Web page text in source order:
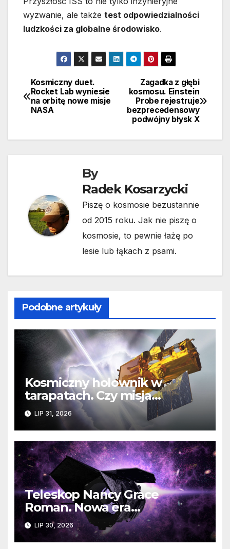
wyzwanie, ale także test odpowiedzialności
ludzkości za globalne środowisko.
Nawigacja
wpisu
Zagadka z głębi
kosmosu. Einstein
Probe rejestruje
bezprecedensowy
podwójny błysk X
Kosmiczny duet.
Rocket Lab wyniesie
na orbitę nowe misje
NASA
By
Radek Kosarzycki
Piszę o kosmosie bezustannie
od 2015 roku. Jak nie piszę o
kosmosie, to pewnie łażę po
lesie lub łąkach z psami.
Podobne artykuły
Kosmiczny holownik w
tarapatach. Czy misja
ratowania Teleskopu Swift
jest zagrożona?
LIP 31, 2026
Teleskop Nancy Grace
Roman. Nowa era
kosmicznych odkryć już
wkrótce
LIP 30, 2026